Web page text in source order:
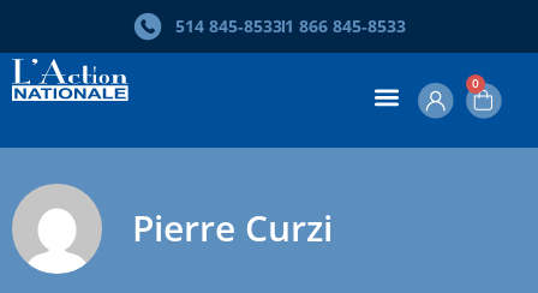
514 845‑85331 866 845‑8533
0
Pierre Curzi